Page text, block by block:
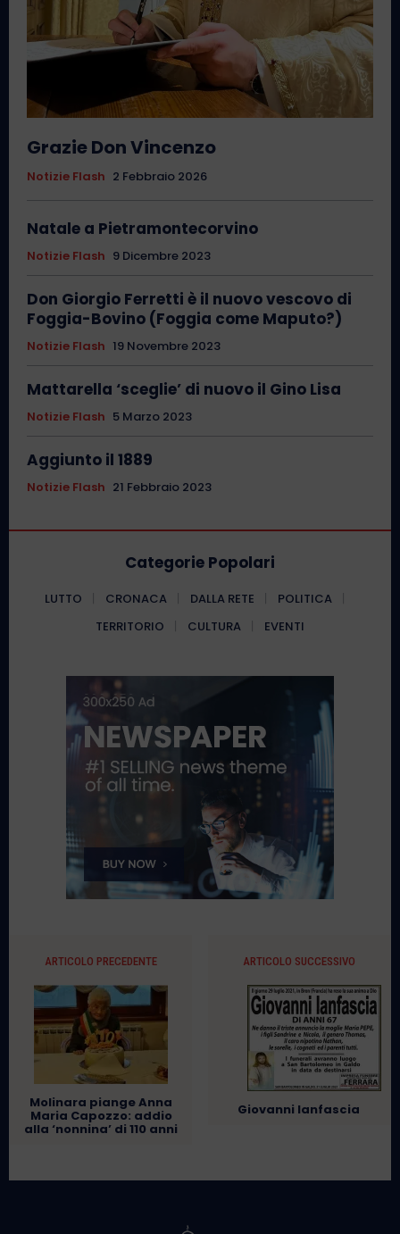
Grazie Don Vincenzo
Notizie Flash 2 Febbraio 2026
Natale a Pietramontecorvino
Notizie Flash 9 Dicembre 2023
Don Giorgio Ferretti è il nuovo vescovo di
Foggia-Bovino (Foggia come Maputo?)
Notizie Flash 19 Novembre 2023
Mattarella ‘sceglie’ di nuovo il Gino Lisa
Notizie Flash 5 Marzo 2023
Aggiunto il 1889
Notizie Flash 21 Febbraio 2023
Categorie Popolari
LUTTO CRONACA DALLA RETE
POLITICA
TERRITORIO
CULTURA EVENTI
ARTICOLO PRECEDENTE
Molinara piange Anna
Maria Capozzo: addio
alla ‘nonnina’ di 110 anni
ARTICOLO SUCCESSIVO
Giovanni Ianfascia